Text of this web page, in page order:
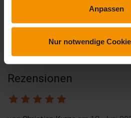
Anpassen
Nur notwendige
1stars: 0
Bewertungen
Rezensionen